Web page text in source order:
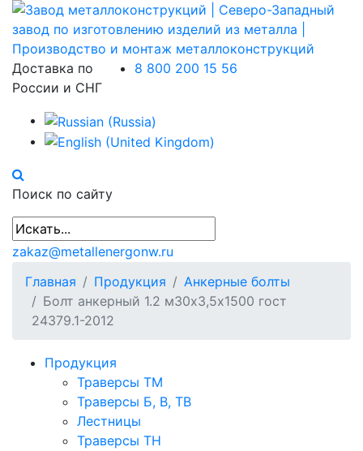
Доставка по
России и СНГ
8 800 200 15 56
Поиск по сайту
zakaz@metallenergonw.ru
Главная
Продукция
Анкерные болты
Болт анкерный 1.2 м30х3,5х1500 гост
24379.1-2012
Продукция
Траверсы ТМ
Траверсы Б, В, ТВ
Лестницы
Траверсы ТН